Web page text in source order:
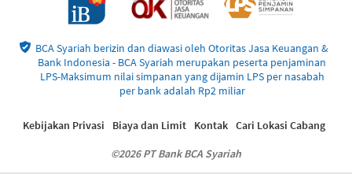
BCA Syariah berizin dan diawasi oleh Otoritas Jasa Keuangan &
Bank Indonesia - BCA Syariah merupakan peserta penjaminan
LPS-Maksimum nilai simpanan yang dijamin LPS per nasabah
per bank adalah Rp2 miliar
©2026 PT Bank BCA Syariah
Kebijakan Privasi Biaya dan Limit Kontak Cari Lokasi Cabang